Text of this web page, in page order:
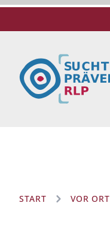
START VOR ORT